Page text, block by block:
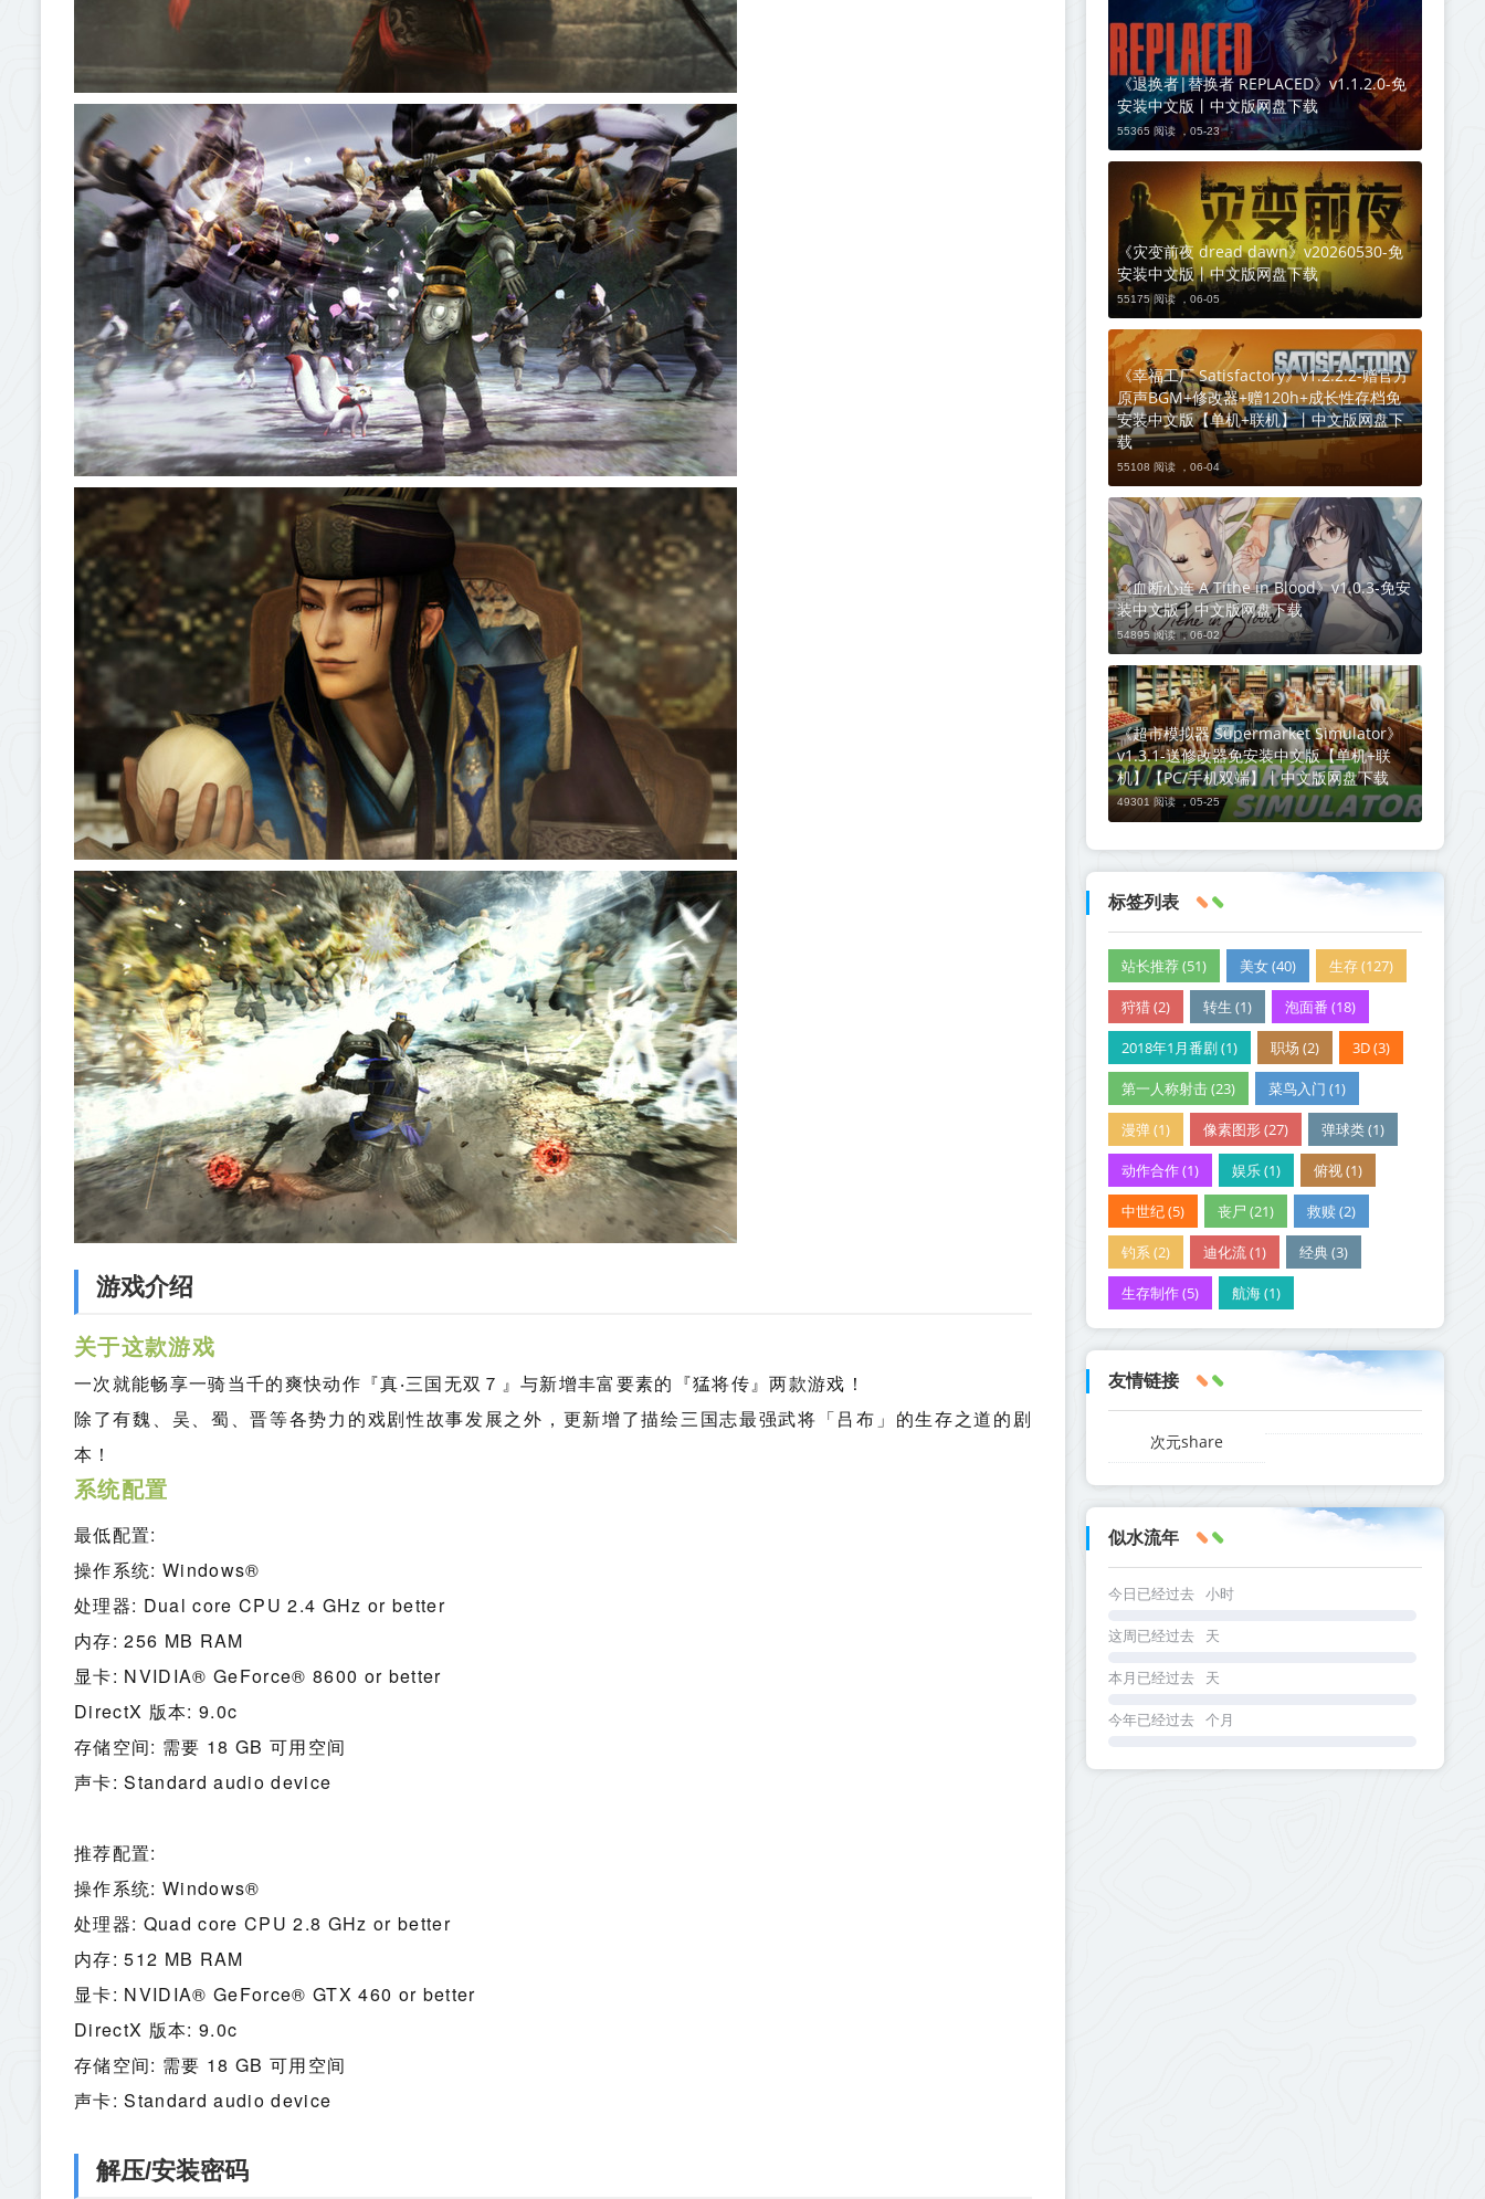
游戏介绍
关于这款游戏
一次就能畅享一骑当千的爽快动作『真‧三国无双７』与新增丰富要素的『猛将传』两款游戏！
除了有魏、吴、蜀、晋等各势力的戏剧性故事发展之外，更新增了描绘三国志最强武将「吕布」的生存之道的剧
本！
系统配置
最低配置:
操作系统: Windows®
处理器: Dual core CPU 2.4 GHz or better
内存: 256 MB RAM
显卡: NVIDIA® GeForce® 8600 or better
DirectX 版本: 9.0c
存储空间: 需要 18 GB 可用空间
声卡: Standard audio device
推荐配置:
操作系统: Windows®
处理器: Quad core CPU 2.8 GHz or better
内存: 512 MB RAM
显卡: NVIDIA® GeForce® GTX 460 or better
DirectX 版本: 9.0c
存储空间: 需要 18 GB 可用空间
声卡: Standard audio device
解压/安装密码
《退换者|替换者 REPLACED》v1.1.2.0-免
安装中文版丨中文版网盘下载
55365 阅读 ，05-23
《灾变前夜 dread dawn》v20260530-免
安装中文版丨中文版网盘下载
55175 阅读 ， 06-05
《幸福工厂 Satisfactory》v1.2.2.2-赠官方
原声BGM+修改器+赠120h+成长性存档免
安装中文版【单机+联机】丨中文版网盘下
载
55108 阅读 ， 06-04
《血断心连 A Tithe in Blood》v1.0.3-免安
装中文版丨中文版网盘下载
54895 阅读 ，06-02
《超市模拟器 Supermarket Simulator》
v1.3.1-送修改器免安装中文版【单机+联
机】【PC/手机双端】丨中文版网盘下载
49301 阅读 ，05-25
标签列表
站长推荐 (51) 美女 (40) 生存 (127)
狩猎 (2) 转生 (1) 泡面番 (18)
2018年1月番剧 (1) 职场 (2) 3D (3)
第一人称射击 (23) 菜鸟入门 (1)
漫弹 (1) 像素图形 (27) 弹球类 (1)
动作合作 (1) 娱乐 (1) 俯视 (1)
中世纪 (5) 丧尸 (21) 救赎 (2)
钓系 (2) 迪化流 (1) 经典 (3)
生存制作 (5) 航海 (1)
友情链接
次元share
似水流年
今日已经过去 小时
这周已经过去 天
本月已经过去 天
今年已经过去 个月